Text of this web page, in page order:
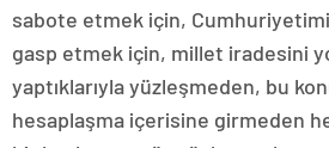
sabote etmek için,
gasp etmek için, millet iradesini
yaptıklarıyla yüzleşmeden, bu
hesaplaşma içerisine girmeden